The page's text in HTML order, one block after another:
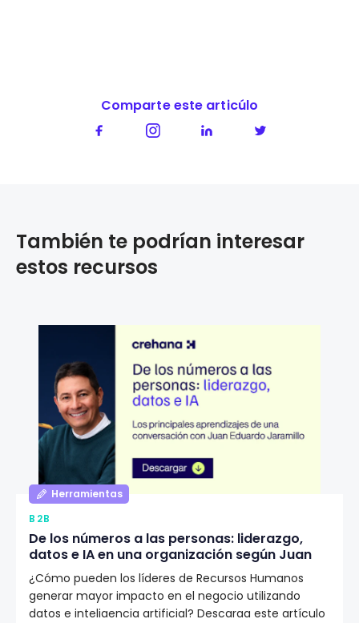
Comparte este articúlo
También te podrían interesar
estos recursos
Herramientas
B2B
De los números a las personas: liderazgo,
datos e IA en una organización según Juan
Eduardo Jaramillo
¿Cómo pueden los líderes de Recursos Humanos
generar mayor impacto en el negocio utilizando
datos e inteligencia artificial? Descarga este artículo